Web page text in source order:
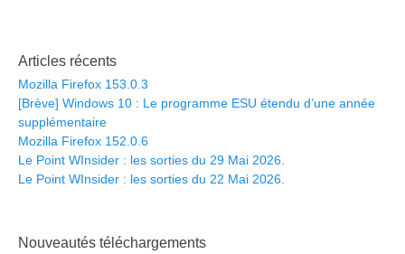
Articles récents
Mozilla Firefox 153.0.3
[Brève] Windows 10 : Le programme ESU étendu d’une année
supplémentaire
Mozilla Firefox 152.0.6
Le Point WInsider : les sorties du 29 Mai 2026.
Le Point WInsider : les sorties du 22 Mai 2026.
Nouveautés téléchargements